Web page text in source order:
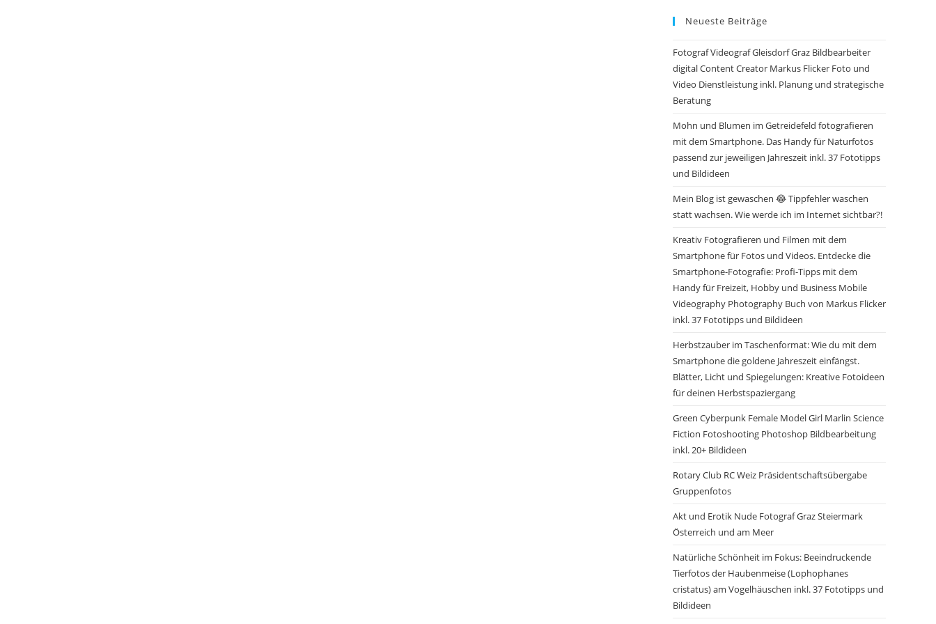
Neueste Beiträge
Fotograf Videograf Gleisdorf Graz Bildbearbeiter
digital Content Creator Markus Flicker Foto und
Video Dienstleistung inkl. Planung und strategische
Beratung
Mohn und Blumen im Getreidefeld fotografieren
mit dem Smartphone. Das Handy für Naturfotos
passend zur jeweiligen Jahreszeit inkl. 37 Fototipps
und Bildideen
Mein Blog ist gewaschen 😂 Tippfehler waschen
statt wachsen. Wie werde ich im Internet sichtbar?!
Kreativ Fotografieren und Filmen mit dem
Smartphone für Fotos und Videos. Entdecke die
Smartphone-Fotografie: Profi-Tipps mit dem
Handy für Freizeit, Hobby und Business Mobile
Videography Photography Buch von Markus Flicker
inkl. 37 Fototipps und Bildideen
Herbstzauber im Taschenformat: Wie du mit dem
Smartphone die goldene Jahreszeit einfängst.
Blätter, Licht und Spiegelungen: Kreative Fotoideen
für deinen Herbstspaziergang
Green Cyberpunk Female Model Girl Marlin Science
Fiction Fotoshooting Photoshop Bildbearbeitung
inkl. 20+ Bildideen
Rotary Club RC Weiz Präsidentschaftsübergabe
Gruppenfotos
Akt und Erotik Nude Fotograf Graz Steiermark
Österreich und am Meer
Natürliche Schönheit im Fokus: Beeindruckende
Tierfotos der Haubenmeise (Lophophanes
cristatus) am Vogelhäuschen inkl. 37 Fototipps und
Bildideen